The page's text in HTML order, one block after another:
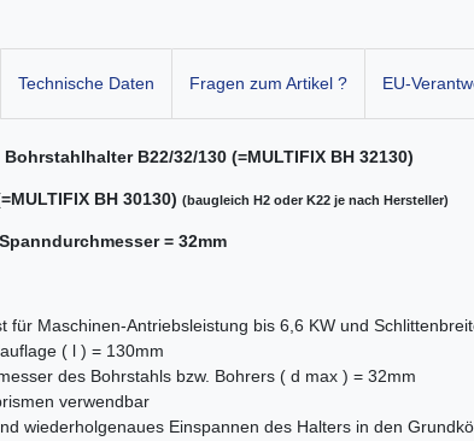
Technische Daten Fragen zum Artikel ? EU-
B22/32/130 (=MULTIFIX BH 32130)
BH 30130) (baugleich H2 oder K22 je nach Hersteller)
= 32mm
für Maschinen-Antriebsleistung bis 6,6 KW und
( l ) = 130mm
des Bohrstahls bzw. Bohrers ( d max ) = 32mm
verwendbar
wiederholgenaues Einspannen des Halters in den